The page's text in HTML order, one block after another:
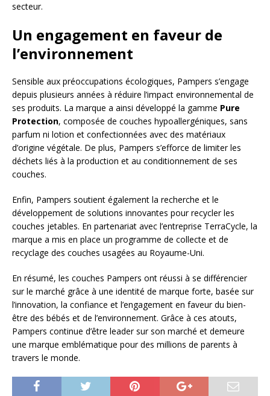
secteur.
Un engagement en faveur de
l’environnement
Sensible aux préoccupations écologiques, Pampers s’engage
depuis plusieurs années à réduire l’impact environnemental de
ses produits. La marque a ainsi développé la gamme Pure
Protection, composée de couches hypoallergéniques, sans
parfum ni lotion et confectionnées avec des matériaux
d’origine végétale. De plus, Pampers s’efforce de limiter les
déchets liés à la production et au conditionnement de ses
couches.
Enfin, Pampers soutient également la recherche et le
développement de solutions innovantes pour recycler les
couches jetables. En partenariat avec l’entreprise TerraCycle, la
marque a mis en place un programme de collecte et de
recyclage des couches usagées au Royaume-Uni.
En résumé, les couches Pampers ont réussi à se différencier
sur le marché grâce à une identité de marque forte, basée sur
l’innovation, la confiance et l’engagement en faveur du bien-
être des bébés et de l’environnement. Grâce à ces atouts,
Pampers continue d’être leader sur son marché et demeure
une marque emblématique pour des millions de parents à
travers le monde.